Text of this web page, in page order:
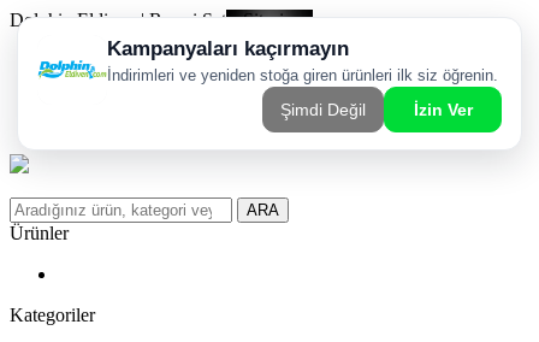
Dolphin Eldiven | Resmi Satış Sitesi
Kargom Nerede?
WhatsApp Sipariş Hattı
ARA
Ürünler
Kategoriler